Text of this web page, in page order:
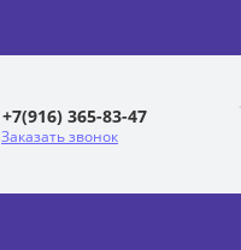
+7(916) 365-83-47
Заказать звонок